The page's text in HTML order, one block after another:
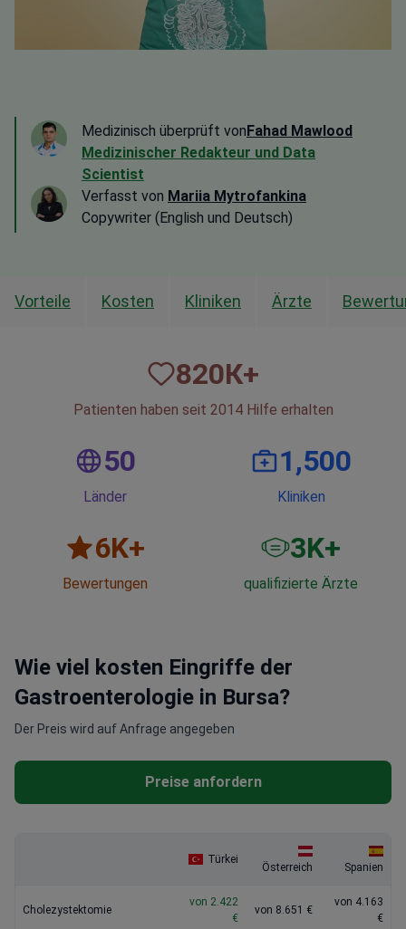
Medizinisch überprüft vonFahad Mawlood
Medizinischer Redakteur und Data
Scientist
Verfasst von Mariia Mytrofankina
Copywriter (English und Deutsch)
Vorteile Kosten Kliniken Ärzte
820К+
Patienten haben seit 2014 Hilfe erhalten
50
Länder
1,500
Kliniken
6K+
Bewertungen
3K+
qualifizierte Ärzte
Wie viel kosten Eingriffe der
Gastroenterologie in Bursa?
Der Preis wird auf Anfrage angegeben
Preise anfordern
Türkei
Österreich Spanien
Сholezystektomie
von 2.422
€
von 8.651 €
von 4.163
€